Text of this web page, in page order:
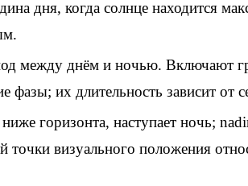
дня, когда солнце находится
между днём и ночью. Включают
фазы; их длительность зависит от
горизонта, наступает ночь;
точки визуального положения